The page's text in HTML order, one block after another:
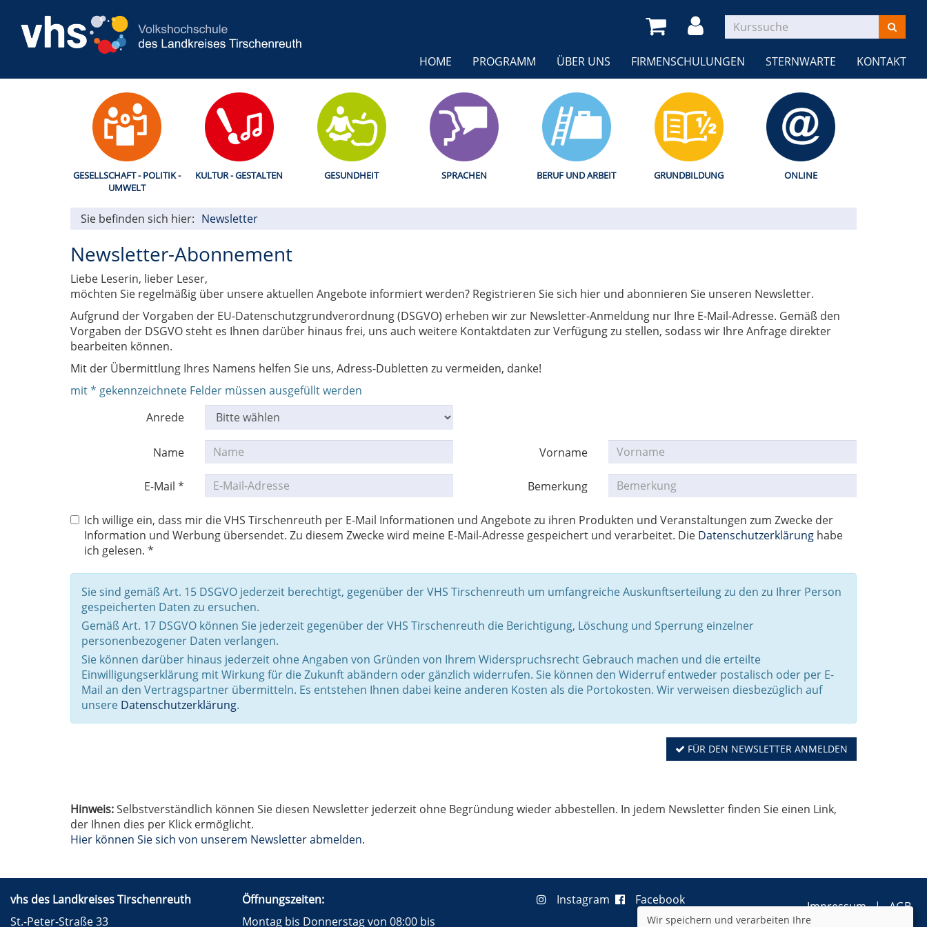
HOME PROGRAMM ÜBER UNS FIRMENSCHULUNGEN STERNWARTE KONTAKT
GESELLSCHAFT - POLITIK -
UMWELT
KULTUR - GESTALTEN GESUNDHEIT SPRACHEN BERUF UND ARBEIT GRUNDBILDUNG ONLINE
Sie befinden sich hier: Newsletter
Newsletter-Abonnement
Liebe Leserin, lieber Leser,
möchten Sie regelmäßig über unsere aktuellen Angebote informiert werden? Registrieren Sie sich hier und abonnieren Sie unseren Newsletter.
Aufgrund der Vorgaben der EU-Datenschutzgrundverordnung (DSGVO) erheben wir zur Newsletter-Anmeldung nur Ihre E-Mail-Adresse. Gemäß den
Vorgaben der DSGVO steht es Ihnen darüber hinaus frei, uns auch weitere Kontaktdaten zur Verfügung zu stellen, sodass wir Ihre Anfrage direkter
bearbeiten können.
Mit der Übermittlung Ihres Namens helfen Sie uns, Adress-Dubletten zu vermeiden, danke!
mit * gekennzeichnete Felder müssen ausgefüllt werden
Anrede
Name Vorname
E-Mail * Bemerkung
Ich willige ein, dass mir die VHS Tirschenreuth per E-Mail Informationen und Angebote zu ihren Produkten und Veranstaltungen zum Zwecke der
Information und Werbung übersendet. Zu diesem Zwecke wird meine E-Mail-Adresse gespeichert und verarbeitet. Die Datenschutzerklärung habe
ich gelesen. *
Sie sind gemäß Art. 15 DSGVO jederzeit berechtigt, gegenüber der VHS Tirschenreuth um umfangreiche Auskunftserteilung zu den zu Ihrer Person
gespeicherten Daten zu ersuchen.
Gemäß Art. 17 DSGVO können Sie jederzeit gegenüber der VHS Tirschenreuth die Berichtigung, Löschung und Sperrung einzelner
personenbezogener Daten verlangen.
Sie können darüber hinaus jederzeit ohne Angaben von Gründen von Ihrem Widerspruchsrecht Gebrauch machen und die erteilte
Einwilligungserklärung mit Wirkung für die Zukunft abändern oder gänzlich widerrufen. Sie können den Widerruf entweder postalisch oder per E-
Mail an den Vertragspartner übermitteln. Es entstehen Ihnen dabei keine anderen Kosten als die Portokosten. Wir verweisen diesbezüglich auf
unsere Datenschutzerklärung.
FÜR DEN NEWSLETTER ANMELDEN
Hinweis:Selbstverständlich können Sie diesen Newsletter jederzeit ohne Begründung wieder abbestellen. In jedem Newsletter finden Sie einen Link,
der Ihnen dies per Klick ermöglicht.
Hier können Sie sich von unserem Newsletter abmelden.
vhs des Landkreises Tirschenreuth
St.-Peter-Straße 33
Öffnungszeiten:
Montag bis Donnerstag von 08:00 bis
Facebook
Instagram Impressum
AGB
Datenschutzerklärung
Wir speichern und verarbeiten Ihre